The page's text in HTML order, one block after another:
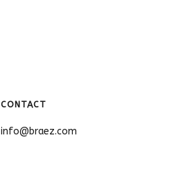
CONTACT
info@braez.com